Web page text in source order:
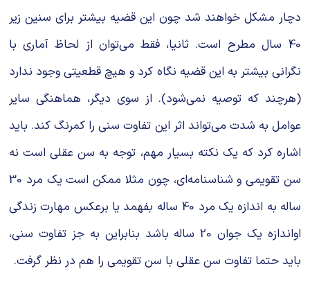
دچار مشکل خواهند شد چون این قضیه بیشتر برای سنین زیر
40 سال مطرح است. ثانیا، فقط می‌‌توان از لحاظ آماری با
نگرانی بیشتر به این قضیه نگاه کرد و هیچ قطعیتی وجود ندارد
(هرچند که توصیه نمی‌‌شود). از سوی دیگر، هماهنگی سایر
عوامل به شدت می‌‌تواند اثر این تفاوت سنی را کمرنگ کند. باید
اشاره کرد که یک نکته بسیار مهم، توجه به سن عقلی است نه
سن تقویمی‌‌ و شناسنامه‌ای، چون مثلا ممکن است یک مرد 30
ساله به اندازه یک مرد 40 ساله بفهمد یا برعکس مهارت زندگی
اواندازه یک جوان 20 ساله باشد بنابراین به جز تفاوت سنی،
باید حتما تفاوت سن عقلی با سن تقویمی‌‌ را هم در نظر گرفت.